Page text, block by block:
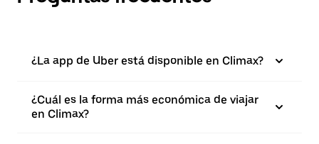
¿La app de Uber está disponible en Climax?
¿Cuál es la forma más económica de viajar
en Climax?